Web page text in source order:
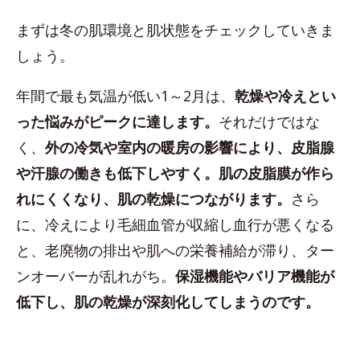
まずは冬の肌環境と肌状態をチェックしていきま
しょう。
年間で最も気温が低い1～2月は、 乾燥や冷えとい
った悩みがピークに達します。 それだけではな
く、 外の冷気や室内の暖房の影響により、皮脂腺
や汗腺の働きも低下しやすく。肌の皮脂膜が作ら
れにくくなり、肌の乾燥につながります。 さら
に、冷えにより毛細血管が収縮し血行が悪くなる
と、老廃物の排出や肌への栄養補給が滞り、ター
ンオーバーが乱れがち。 保湿機能やバリア機能が
低下し、肌の乾燥が深刻化してしまうのです。